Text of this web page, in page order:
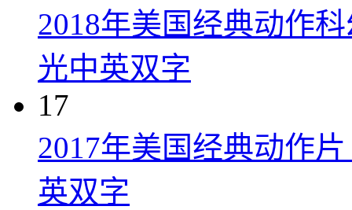
2018年美国经典动作
光中英双字
17
2017年美国经典动作
英双字